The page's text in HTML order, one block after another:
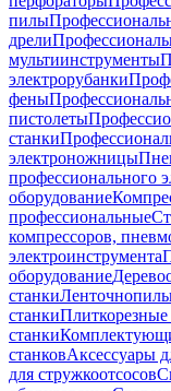
пилы
дрели
мультиинструменты
электрорубанки
фены
пистолеты
станки
электроножницы
профессионального
оборудование
профессиональные
компрессоров,
электроинструмента
оборудование
станки
станкиПлиткорезные
станки
станковАксессуары
для стружкоотсосов